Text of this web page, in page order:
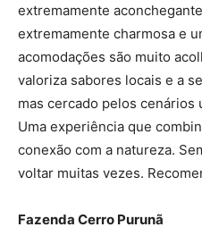
extremamente
extremamente charmosa e
acomodações são muito
valoriza sabores locais e a
mas cercado pelos cenários
Uma experiência que
conexão com a natureza.
voltar muitas vezes.
Fazenda Cerro Purunã